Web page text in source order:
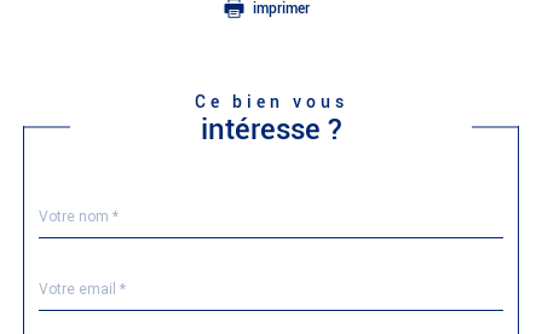
imprimer
Ce bien vous
intéresse ?
par
*
*